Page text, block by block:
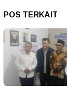
POS TERKAIT